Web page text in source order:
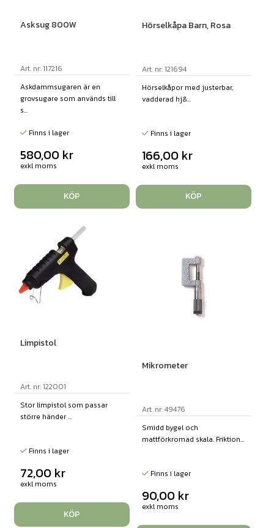
Asksug 800W
Art. nr: 117216
Askdammsugaren är en
grovsugare som används till
s...
Finns i lager
580,00 kr
exkl moms
KÖP
Hörselkåpa Barn, Rosa
Art. nr: 121694
Hörselkåpor med justerbar,
vadderad hj&...
Finns i lager
166,00 kr
exkl moms
KÖP
Limpistol
Art. nr: 122001
Stor limpistol som passar
större händer ...
Finns i lager
72,00 kr
exkl moms
KÖP
Mikrometer
Art. nr: 49476
Smidd bygel och
mattförkromad skala. Friktion...
Finns i lager
90,00 kr
exkl moms